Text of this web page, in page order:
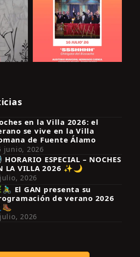
Síguenos en Instagram
en la Villa 2026: el
se vive en la Villa
de Fuente Álamo
junio, 2026
HORARIO ESPECIAL – NOCHES
LA VILLA 2026 ✨🌙
2026
El GAN presenta su
de verano 2026
2026